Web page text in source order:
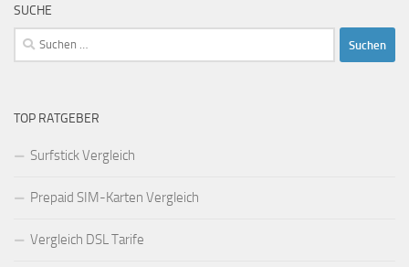
SUCHE
Suchen
nach:
TOP RATGEBER
Surfstick Vergleich
Prepaid SIM-Karten Vergleich
Vergleich DSL Tarife